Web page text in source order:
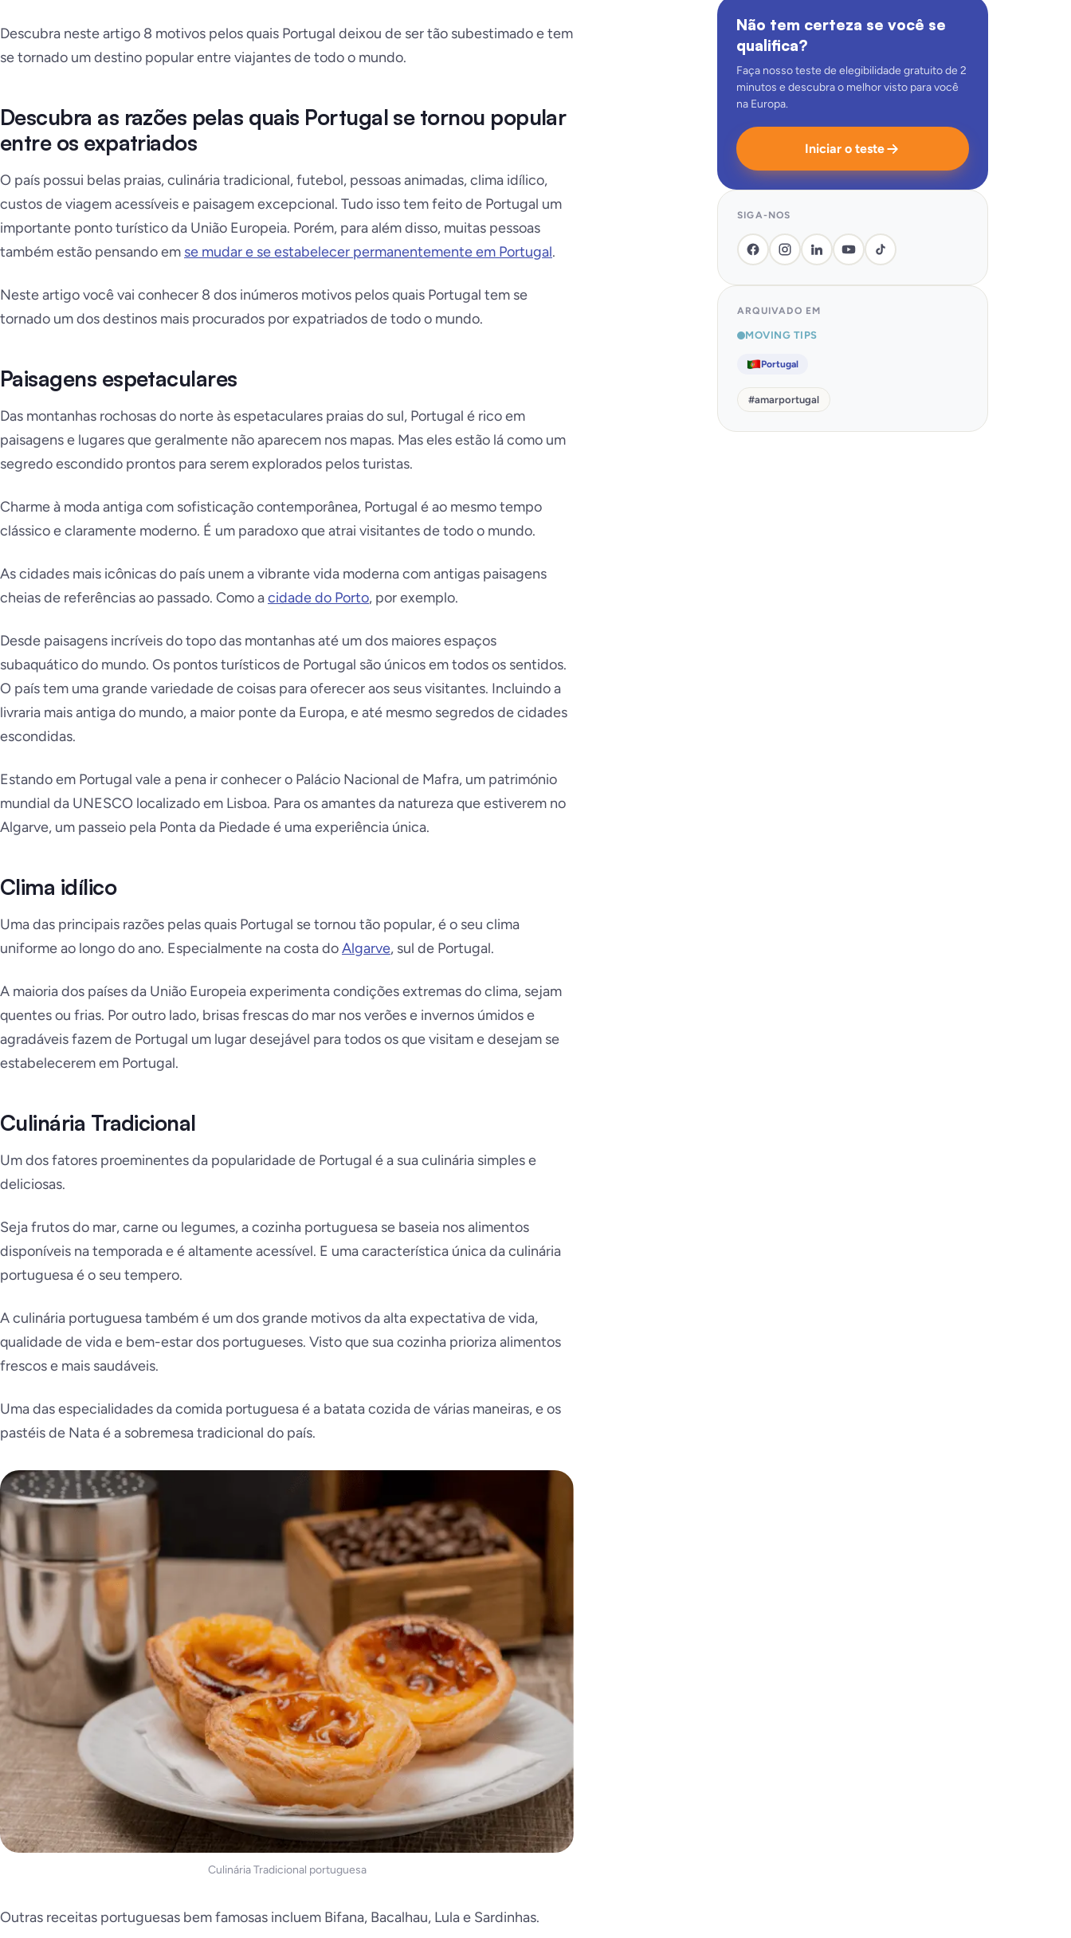
Descubra neste artigo 8 motivos pelos quais Portugal deixou de ser tão subestimado e tem
se tornado um destino popular entre viajantes de todo o mundo.
Descubra as razões pelas quais Portugal se tornou popular
entre os expatriados
O país possui belas praias, culinária tradicional, futebol, pessoas animadas, clima idílico,
custos de viagem acessíveis e paisagem excepcional. Tudo isso tem feito de Portugal um
importante ponto turístico da União Europeia. Porém, para além disso, muitas pessoas
também estão pensando em se mudar e se estabelecer permanentemente em Portugal.
Neste artigo você vai conhecer 8 dos inúmeros motivos pelos quais Portugal tem se
tornado um dos destinos mais procurados por expatriados de todo o mundo.
Paisagens espetaculares
Das montanhas rochosas do norte às espetaculares praias do sul, Portugal é rico em
paisagens e lugares que geralmente não aparecem nos mapas. Mas eles estão lá como um
segredo escondido prontos para serem explorados pelos turistas.
Charme à moda antiga com sofisticação contemporânea, Portugal é ao mesmo tempo
clássico e claramente moderno. É um paradoxo que atrai visitantes de todo o mundo.
As cidades mais icônicas do país unem a vibrante vida moderna com antigas paisagens
cheias de referências ao passado. Como acidade do Porto, por exemplo.
Desde paisagens incríveis do topo das montanhas até um dos maiores espaços
subaquático do mundo. Os pontos turísticos de Portugal são únicos em todos os sentidos.
O país tem uma grande variedade de coisas para oferecer aos seus visitantes. Incluindo a
livraria mais antiga do mundo, a maior ponte da Europa, e até mesmo segredos de cidades
escondidas.
Estando em Portugal vale a pena ir conhecer o Palácio Nacional de Mafra, um património
mundial da UNESCO localizado em Lisboa. Para os amantes da natureza que estiverem no
Algarve, um passeio pela Ponta da Piedade é uma experiência única.
Clima idílico
Uma das principais razões pelas quais Portugal se tornou tão popular, é o seu clima
uniforme ao longo do ano. Especialmente na costa doAlgarve, sul de Portugal.
A maioria dos países da União Europeia experimenta condições extremas do clima, sejam
quentes ou frias. Por outro lado, brisas frescas do mar nos verões e invernos úmidos e
agradáveis fazem de Portugal um lugar desejável para todos os que visitam e desejam se
estabelecerem em Portugal.
Culinária Tradicional
Um dos fatores proeminentes da popularidade de Portugal é a sua culinária simples e
deliciosas.
Seja frutos do mar, carne ou legumes, a cozinha portuguesa se baseia nos alimentos
disponíveis na temporada e é altamente acessível. E uma característica única da culinária
portuguesa é o seu tempero.
A culinária portuguesa também é um dos grande motivos da alta expectativa de vida,
qualidade de vida e bem-estar dos portugueses. Visto que sua cozinha prioriza alimentos
frescos e mais saudáveis.
Uma das especialidades da comida portuguesa é a batata cozida de várias maneiras, e os
pastéis de Nata é a sobremesa tradicional do país.
Culinária Tradicional portuguesa
Outras receitas portuguesas bem famosas incluem Bifana, Bacalhau, Lula e Sardinhas.
Não tem certeza se você se
qualifica?
Faça nosso teste de elegibilidade gratuito de 2
minutos e descubra o melhor visto para você
na Europa.
Iniciar o teste
SIGA-NOS
ARQUIVADO EM
MOVING TIPS
Portugal
#amarportugal